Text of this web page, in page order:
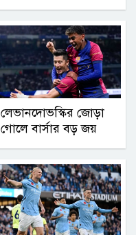
লেভানদোভস্কির জোড়া
গোলে বার্সার বড় জয়